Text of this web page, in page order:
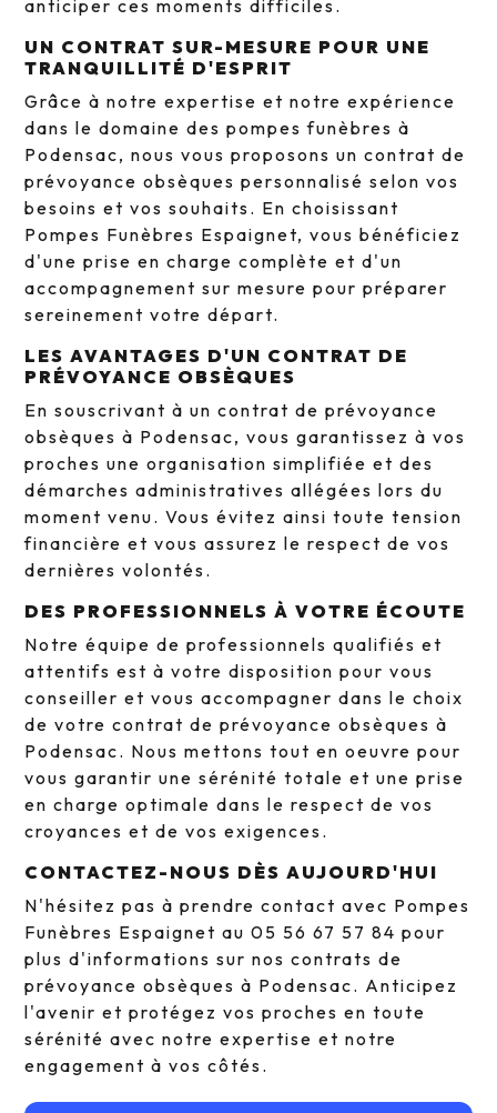
anticiper ces moments difficiles.
UN CONTRAT SUR-MESURE POUR UNE
TRANQUILLITÉ D'ESPRIT
Grâce à notre expertise et notre expérience
dans le domaine des pompes funèbres à
Podensac, nous vous proposons un contrat de
prévoyance obsèques personnalisé selon vos
besoins et vos souhaits. En choisissant
Pompes Funèbres Espaignet, vous bénéficiez
d'une prise en charge complète et d'un
accompagnement sur mesure pour préparer
sereinement votre départ.
LES AVANTAGES D'UN CONTRAT DE
PRÉVOYANCE OBSÈQUES
En souscrivant à un contrat de prévoyance
obsèques à Podensac, vous garantissez à vos
proches une organisation simplifiée et des
démarches administratives allégées lors du
moment venu. Vous évitez ainsi toute tension
financière et vous assurez le respect de vos
dernières volontés.
DES PROFESSIONNELS À VOTRE ÉCOUTE
Notre équipe de professionnels qualifiés et
attentifs est à votre disposition pour vous
conseiller et vous accompagner dans le choix
de votre contrat de prévoyance obsèques à
Podensac. Nous mettons tout en oeuvre pour
vous garantir une sérénité totale et une prise
en charge optimale dans le respect de vos
croyances et de vos exigences.
CONTACTEZ-NOUS DÈS AUJOURD'HUI
N'hésitez pas à prendre contact avec Pompes
Funèbres Espaignet au 05 56 67 57 84 pour
plus d'informations sur nos contrats de
prévoyance obsèques à Podensac. Anticipez
l'avenir et protégez vos proches en toute
sérénité avec notre expertise et notre
engagement à vos côtés.